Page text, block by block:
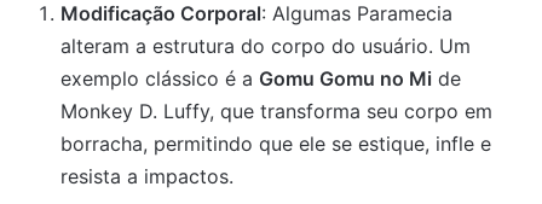
Modificação Corporal: Algumas Paramecia
alteram a estrutura do corpo do usuário. Um
exemplo clássico é a Gomu Gomu no Mi de
Monkey D. Luffy, que transforma seu corpo em
borracha, permitindo que ele se estique, infle e
resista a impactos.